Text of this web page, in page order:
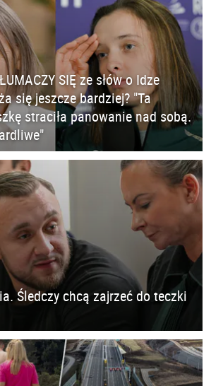
SIĘ ze słów o Idze
się jeszcze bardziej? "Ta
straciła panowanie nad sobą.
Śledczy chcą zajrzeć do teczki